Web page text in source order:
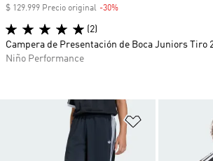
Añadir a la
$ 129.999 Precio original -30%
(2)
Campera de Presentación de Boca Juniors Tiro
Niño Performance